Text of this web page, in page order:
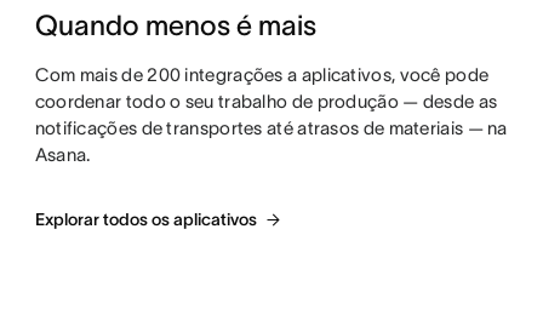
Quando menos é mais
Com mais de 200 integrações a aplicativos, você pode
coordenar todo o seu trabalho de produção — desde as
notificações de transportes até atrasos de materiais — na
Asana.
Explorar todos os aplicativos